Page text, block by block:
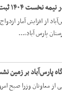
۱۴۰۴ ثبت شد
از افزایش آمار
پارس آباد،...
پارس‌آباد بر زمین
معاونان وزرا صبح